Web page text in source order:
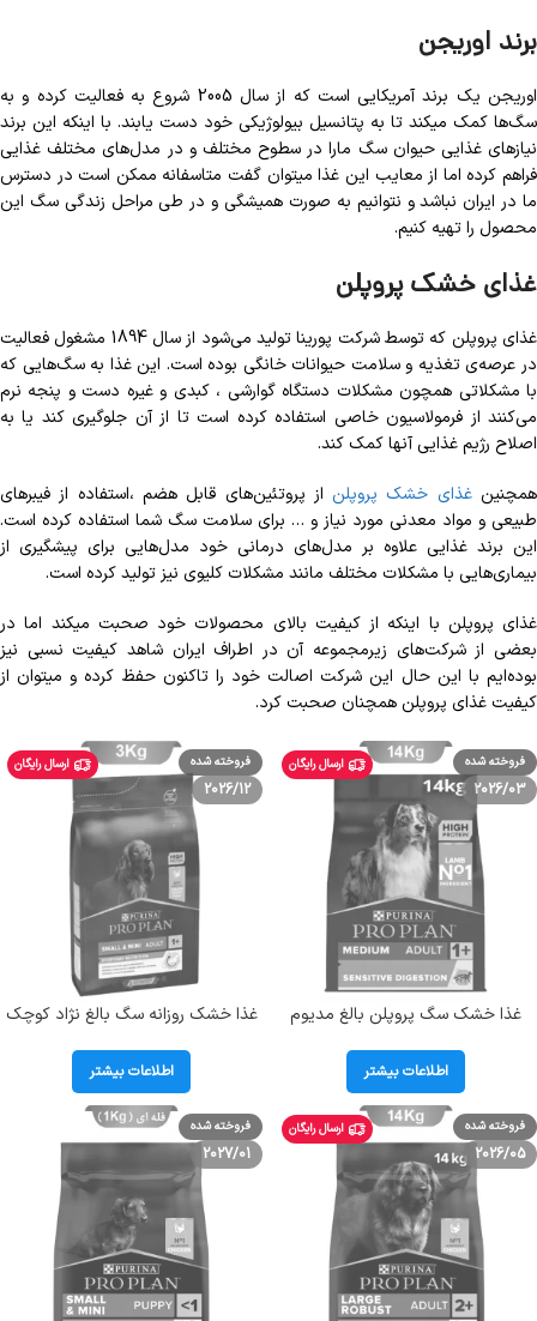
برند اوریجن
اوریجن یک برند آمریکایی است که از سال 2005 شروع به فعالیت کرده و به
سگ‌ها کمک میکند تا به پتانسیل بیولوژیکی خود دست یابند. با اینکه این برند
نیازهای غذایی حیوان سگ مارا در سطوح مختلف و در مدل‌های مختلف غذایی
فراهم کرده اما از معایب این غذا میتوان گفت متاسفانه ممکن است در دسترس
ما در ایران نباشد و نتوانیم به صورت همیشگی و در طی مراحل زندگی سگ این
محصول را تهیه کنیم.
غذای خشک پروپلن
غذای پروپلن که توسط شرکت پورینا تولید می‌شود از سال 1894 مشغول فعالیت
در عرصه‌ی تغذیه و سلامت حیوانات خانگی بوده است. این غذا به سگ‌هایی که
با مشکلاتی همچون مشکلات دستگاه گوارشی ، کبدی و غیره دست و پنجه نرم
می‌کنند از فرمولاسیون خاصی استفاده کرده است تا از آن جلوگیری کند یا به
اصلاح رژیم غذایی آنها کمک کند.
همچنینغذای خشک پروپلن از پروتئین‌های قابل هضم ،استفاده از فیبرهای
طبیعی و مواد معدنی مورد نیاز و … برای سلامت سگ شما استفاده کرده است.
این برند غذایی علاوه بر مدل‌های درمانی خود مدل‌هایی برای پیشگیری از
بیماری‌هایی با مشکلات مختلف مانند مشکلات کلیوی نیز تولید کرده است.
غذای پروپلن با اینکه از کیفیت بالای محصولات خود صحبت میکند اما در
بعضی از شرکت‌های زیرمجموعه آن در اطراف ایران شاهد کیفیت نسبی نیز
بوده‌ایم با این حال این شرکت اصالت خود را تاکنون حفظ کرده و میتوان از
کیفیت غذای پروپلن همچنان صحبت کرد.
فروخته شده
2026/03
ارسال رایگان
غذا خشک سگ پروپلن بالغ مدیوم
14 کیلوگرم PRO PLAN Medium
Adult Sensitive Digestion
اطلاعات بیشتر
فروخته شده
2026/12
ارسال رایگان
غذا خشک روزانه سگ بالغ نژاد کوچک
and Mini Everyday Nutrition
اطلاعات بیشتر
فروخته شده
2026/05
ارسال رایگان فروخته شده
2027/01